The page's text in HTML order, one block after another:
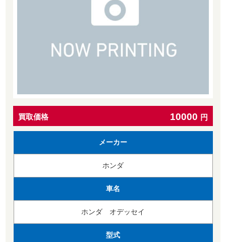
買取価格 10000 円
メーカー
ホンダ
車名
ホンダ オデッセイ
型式